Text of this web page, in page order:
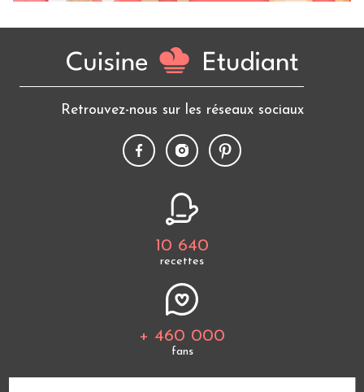
Retrouvez-nous sur les réseaux sociaux
10 640
recettes
+ 460 000
fans